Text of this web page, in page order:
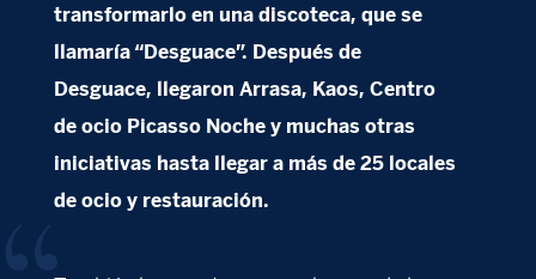
transformarlo en una discoteca, que se
llamaría “Desguace”. Después de
Desguace, llegaron Arrasa, Kaos, Centro
de ocio Picasso Noche y muchas otras
iniciativas hasta llegar a más de 25 locales
de ocio y restauración.